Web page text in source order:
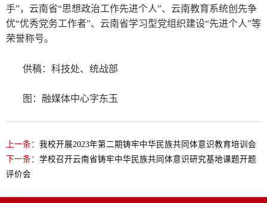
手”，云南省“思想政治工作先进个人”、云南教育系统创先争
优“优秀党务工作者”、云南省学习型党组织建设“先进个人”等
荣誉称号。
供稿：科技处、统战部
图：融媒体中心字东玉
上一条： 我校开展2023年第二期铸牢中华民族共同体意识教育培训会
下一条： 学校召开云南省铸牢中华民族共同体意识研究基地课题开题
评价会